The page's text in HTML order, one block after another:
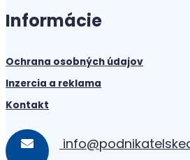
Informácie
Ochrana osobných údajov
Inzercia a reklama
Kontakt